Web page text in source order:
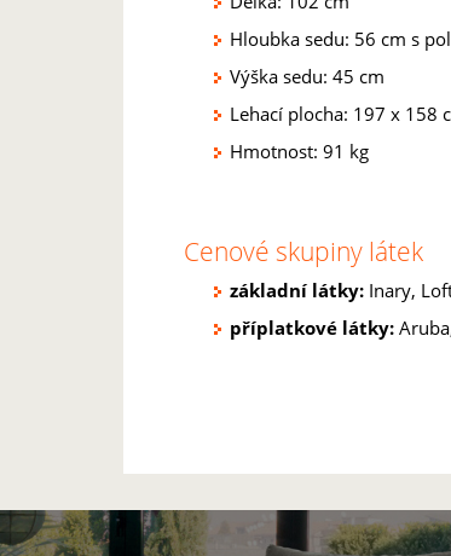
Hloubka sedu: 56 cm s
Výška sedu: 45 cm
Lehací plocha: 197 x 158
Hmotnost: 91 kg
Cenové skupiny látek
základní látky: Inary,
příplatkové látky: